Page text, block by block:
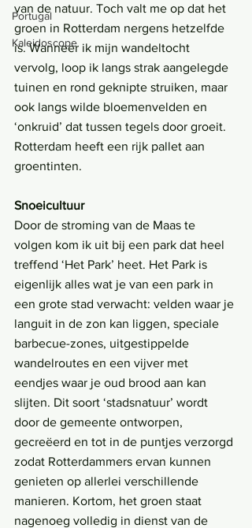
Portugal
Kaleidoscope
van de natuur. Toch valt me op dat het
groen in Rotterdam nergens hetzelfde
is. Wanneer ik mijn wandeltocht
vervolg, loop ik langs strak aangelegde
tuinen en rond geknipte struiken, maar
ook langs wilde bloemenvelden en
‘onkruid’ dat tussen tegels door groeit.
Rotterdam heeft een rijk pallet aan
groentinten.
Snoeicultuur
Door de stroming van de Maas te
volgen kom ik uit bij een park dat heel
treffend ‘Het Park’ heet. Het Park is
eigenlijk alles wat je van een park in
een grote stad verwacht: velden waar je
languit in de zon kan liggen, speciale
barbecue-zones, uitgestippelde
wandelroutes en een vijver met
eendjes waar je oud brood aan kan
slijten. Dit soort ‘stadsnatuur’ wordt
door de gemeente ontworpen,
gecreëerd en tot in de puntjes verzorgd
zodat Rotterdammers ervan kunnen
genieten op allerlei verschillende
manieren. Kortom, het groen staat
nagenoeg volledig in dienst van de